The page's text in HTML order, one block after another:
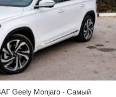
Geely Monjaro - Самый